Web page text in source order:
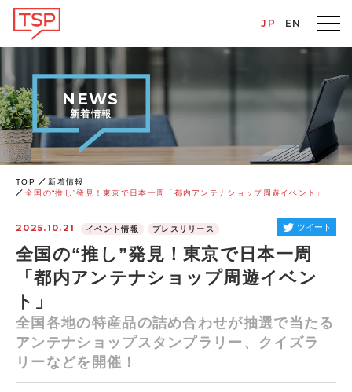
JP EN
NEWS
新着情報
TOP
新着情報
全国の“推し”発見！東京で日本一周「都内アンテナショップ周遊イベント」
2025.10.21 イベント情報 プレスリリース
全国の“推し”発見！東京で日本一周
「都内アンテナショップ周遊イベン
ト」
全国各地の特産品の詰め合わせが抽選で当たる
アンテナショップスタンプラリー、クイズラ
リーなどを開催！
ツイート